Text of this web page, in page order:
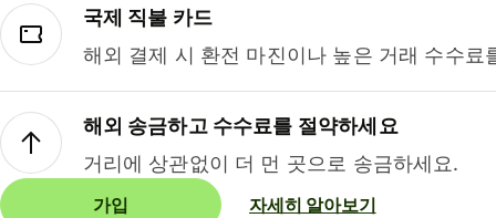
국제 직불 카드
해외 결제 시 환전 마진이나 높은 거래 수수료
해외 송금하고 수수료를 절약하세요
거리에 상관없이 더 먼 곳으로 송금하세요.
가입 자세히 알아보기